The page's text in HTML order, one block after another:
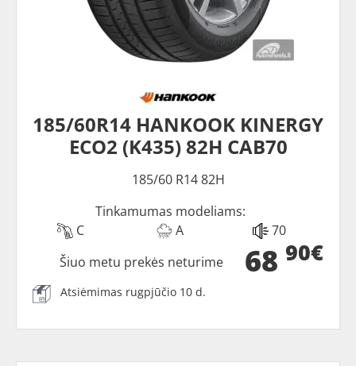
185/60R14 HANKOOK KINERGY
ECO2 (K435) 82H CAB70
185/60 R14 82H
Tinkamumas modeliams:
C
A 70
68 90€
Šiuo metu prekės neturime
Atsiėmimas rugpjūčio 10 d.